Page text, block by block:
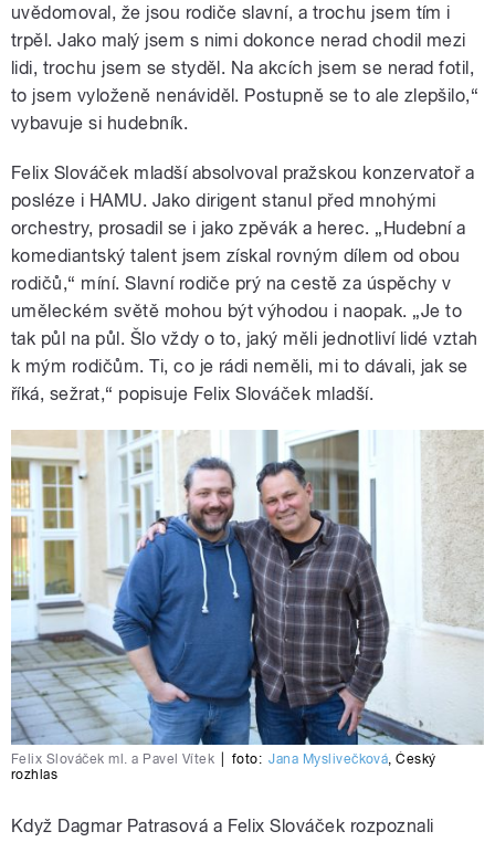
uvědomoval, že jsou rodiče slavní, a trochu jsem tím i
trpěl. Jako malý jsem s nimi dokonce nerad chodil mezi
lidi, trochu jsem se styděl. Na akcích jsem se nerad fotil,
to jsem vyloženě nenáviděl. Postupně se to ale zlepšilo,“
vybavuje si hudebník.
Felix Slováček mladší absolvoval pražskou konzervatoř a
posléze i HAMU. Jako dirigent stanul před mnohými
orchestry, prosadil se i jako zpěvák a herec. „Hudební a
komediantský talent jsem získal rovným dílem od obou
rodičů,“ míní. Slavní rodiče prý na cestě za úspěchy v
uměleckém světě mohou být výhodou i naopak. „Je to
tak půl na půl. Šlo vždy o to, jaký měli jednotliví lidé vztah
k mým rodičům. Ti, co je rádi neměli, mi to dávali, jak se
říká, sežrat,“ popisuje Felix Slováček mladší.
Felix Slováček ml. a Pavel Vítek foto: Jana Myslivečková,Český
rozhlas
Když Dagmar Patrasová a Felix Slováček rozpoznali